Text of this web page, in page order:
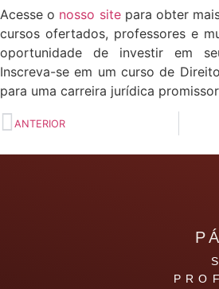
Acesse o nosso sitepara obter
cursos ofertados, professores e
oportunidade de investir em
Inscreva-se em um curso de
para uma carreira jurídica
ANTERIOR